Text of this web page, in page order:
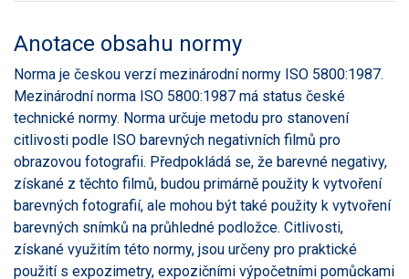
Anotace obsahu normy
Norma je českou verzí mezinárodní normy ISO 5800:1987.
Mezinárodní norma ISO 5800:1987 má status české
technické normy. Norma určuje metodu pro stanovení
citlivosti podle ISO barevných negativních filmů pro
obrazovou fotografii. Předpokládá se, že barevné negativy,
získané z těchto filmů, budou primárně použity k vytvoření
barevných fotografií, ale mohou být také použity k vytvoření
barevných snímků na průhledné podložce. Citlivosti,
získané využitím této normy, jsou určeny pro praktické
použití s expozimetry, expozičními výpočetními pomůckami